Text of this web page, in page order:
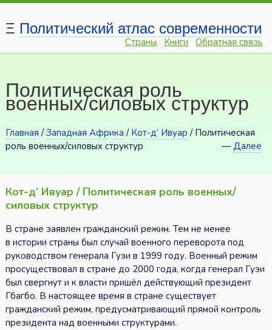
Ξ Политический атлас современности
Страны Книги Обратная связь
Политическая роль
военных/силовых структур
Главная /Западная Африка / Кот-д’ Ивуар / Политическая
роль военных/силовых структур
—Далее
Кот-д’ Ивуар / Политическая роль военных/
силовых структур
В стране заявлен гражданский режим. Тем не менее
в истории страны был случай военного переворота под
руководством генерала Гуэи в 1999 году. Военный режим
просуществовал в стране до 2000 года, когда генерал Гуэи
был свергнут и к власти пришёл действующий президент
Гбагбо. В настоящее время в стране существует
гражданский режим, предусматривающий прямой контроль
президента над военными структурами.